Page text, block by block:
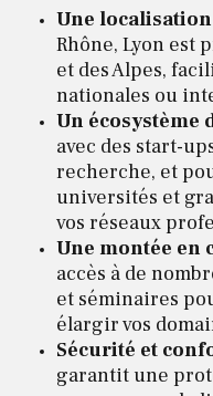
Une
Rhône, Lyon est
et des Alpes,
nationales ou
Un écosystème
avec des start-
recherche, et
universités et
vos réseaux
Une montée en
accès à de
et séminaires
élargir vos
Sécurité et
garantit une